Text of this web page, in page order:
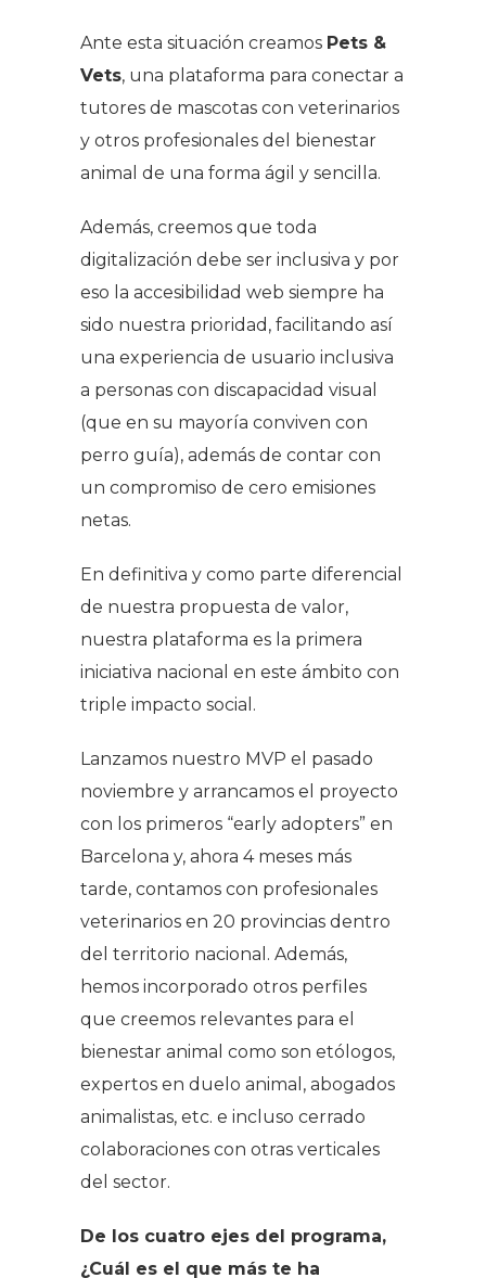
Ante esta situación creamos Pets &
Vets, una plataforma para conectar a
tutores de mascotas con veterinarios
y otros profesionales del bienestar
animal de una forma ágil y sencilla.
Además, creemos que toda
digitalización debe ser inclusiva y por
eso la accesibilidad web siempre ha
sido nuestra prioridad, facilitando así
una experiencia de usuario inclusiva
a personas con discapacidad visual
(que en su mayoría conviven con
perro guía), además de contar con
un compromiso de cero emisiones
netas.
En definitiva y como parte diferencial
de nuestra propuesta de valor,
nuestra plataforma es la primera
iniciativa nacional en este ámbito con
triple impacto social.
Lanzamos nuestro MVP el pasado
noviembre y arrancamos el proyecto
con los primeros “early adopters” en
Barcelona y, ahora 4 meses más
tarde, contamos con profesionales
veterinarios en 20 provincias dentro
del territorio nacional. Además,
hemos incorporado otros perfiles
que creemos relevantes para el
bienestar animal como son etólogos,
expertos en duelo animal, abogados
animalistas, etc. e incluso cerrado
colaboraciones con otras verticales
del sector.
De los cuatro ejes del programa,
¿Cuál es el que más te ha